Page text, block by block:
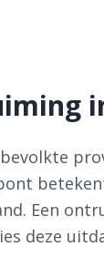
Een
deze